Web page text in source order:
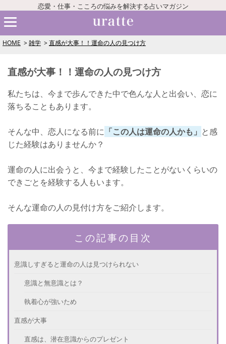
恋愛・仕事・こころの悩みを解決する占いマガジン
HOME 雑学 直感が大事！！運命の人の見つけ方
直感が大事！！運命の人の見つけ方
私たちは、今まで歩んできた中で色んな人と出会い、恋に
落ちることもあります。
そんな中、恋人になる前に 「この人は運命の人かも」 と感
じた経験はありませんか？
運命の人に出会うと、今まで経験したことがないくらいの
できごとを経験する人もいます。
そんな運命の人の見付け方をご紹介します。
この記事の目次
意識しすぎると運命の人は見つけられない
意識と無意識とは？
執着心が強いため
直感が大事
直感は、潜在意識からのプレゼント